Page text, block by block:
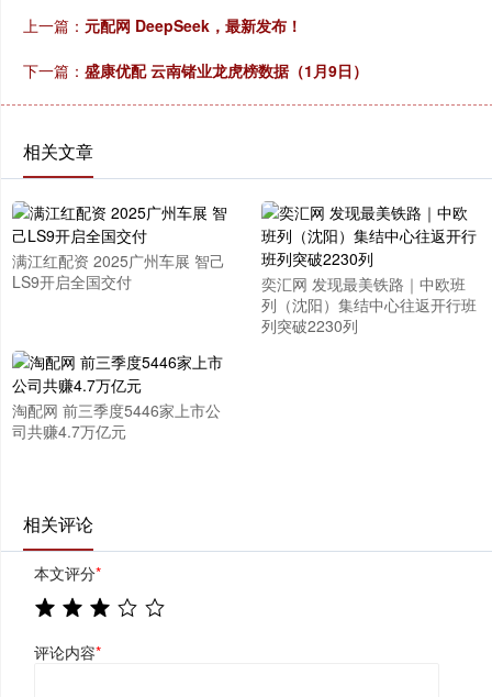
上一篇： 元配网 DeepSeek，最新发布！
下一篇： 盛康优配 云南锗业龙虎榜数据（1月9日）
相关文章
满江红配资 2025广州车展 智己
LS9开启全国交付
奕汇网 发现最美铁路｜中欧班
列（沈阳）集结中心往返开行班
列突破2230列
淘配网 前三季度5446家上市公
司共赚4.7万亿元
相关评论
本文评分*
评论内容*